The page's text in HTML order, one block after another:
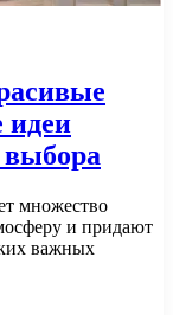
идеи
множество
и придают
важных